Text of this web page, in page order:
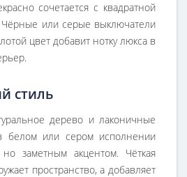
сочетается с квадратной
Чёрные или серые выключатели
цвет добавит нотку люкса в
стиль
дерево и лаконичные
или сером исполнении
но заметным акцентом. Чёткая
пространство, а добавляет